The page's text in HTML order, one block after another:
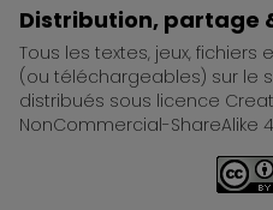
Distribution, partage
Tous les textes, jeux,
(ou téléchargeables) sur le
distribués sous licence
NonCommercial-ShareAlike